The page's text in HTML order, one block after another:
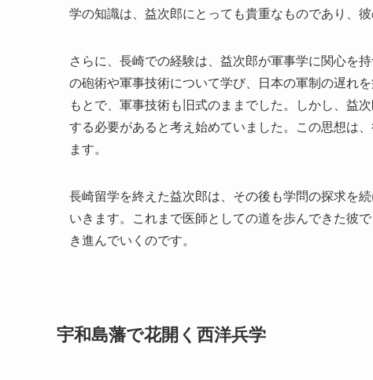
学の知識は、益次郎にとっても貴重なものであり、
さらに、長崎での経験は、益次郎が軍事学に関心を
の砲術や軍事技術について学び、日本の軍制の遅れ
もとで、軍事技術も旧式のままでした。しかし、益
する必要があると考え始めていました。この思想は
ます。
長崎留学を終えた益次郎は、その後も学問の探求を
いきます。これまで医師としての道を歩んできた彼
き進んでいくのです。
宇和島藩で花開く西洋兵学